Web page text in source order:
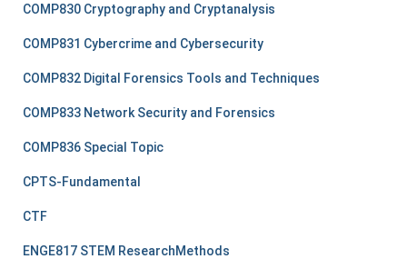
COMP830 Cryptography and Cryptanalysis
COMP831 Cybercrime and Cybersecurity
COMP832 Digital Forensics Tools and Techniques
COMP833 Network Security and Forensics
COMP836 Special Topic
CPTS-Fundamental
CTF
ENGE817 STEM ResearchMethods